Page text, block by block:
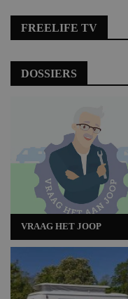
FREELIFE TV
DOSSIERS
VRAAG HET JOOP